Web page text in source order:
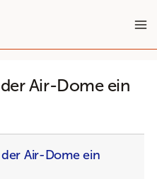
Air-Dome ein
Air-Dome ein